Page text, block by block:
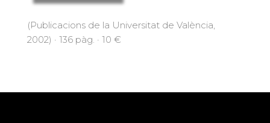
(Publicacions de la Universitat de València,
2002) · 136 pàg. · 10 €